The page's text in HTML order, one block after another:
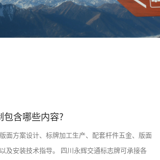
包含哪些内容?
面方案设计、标牌加工生产、配套杆件五金、版面
及安装技术指导。 四川永辉交通标志牌可承接各